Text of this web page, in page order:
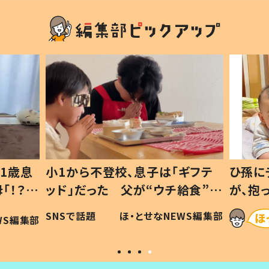
歳息
？」
編集部
小1から不登校、息子は「ギフテ
ッド」だった 父が“ウチ給食”を
作り続ける理由とは #令和の親
#令和の子
SNSで話題 ほ・とせなNEWS編集部
ひ孫
が、
「涙が
い」